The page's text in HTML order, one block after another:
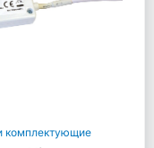
комплектующие